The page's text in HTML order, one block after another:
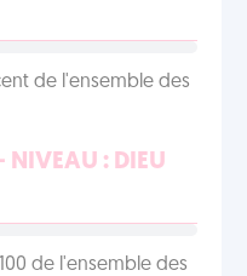
de l'ensemble des
NIVEAU : DIEU
de l'ensemble des